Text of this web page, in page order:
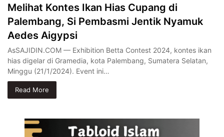
Melihat Kontes Ikan Hias Cupang di
Palembang, Si Pembasmi Jentik Nyamuk
Aedes Aigypsi
AsSAJIDIN.COM — Exhibition Betta Contest 2024, kontes ikan
hias digelar di Gramedia, kota Palembang, Sumatera Selatan,
Minggu (21/1/2024). Event ini…
Read More